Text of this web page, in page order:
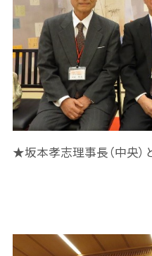
★坂本孝志理事長（中央）